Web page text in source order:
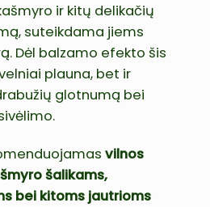
ir kitų delikačių
suteikdama jiems
Dėl balzamo efekto šis
plauna, bet ir
glotnumą bei
vilnos
šalikams,
bei kitoms jautrioms